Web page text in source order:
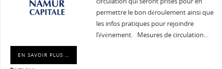
permettre le bon déroulement ainsi que
les infos pratiques pour rejoindre
l’évènement. Mesures de circulation…
EN SAVOIR PLUS …